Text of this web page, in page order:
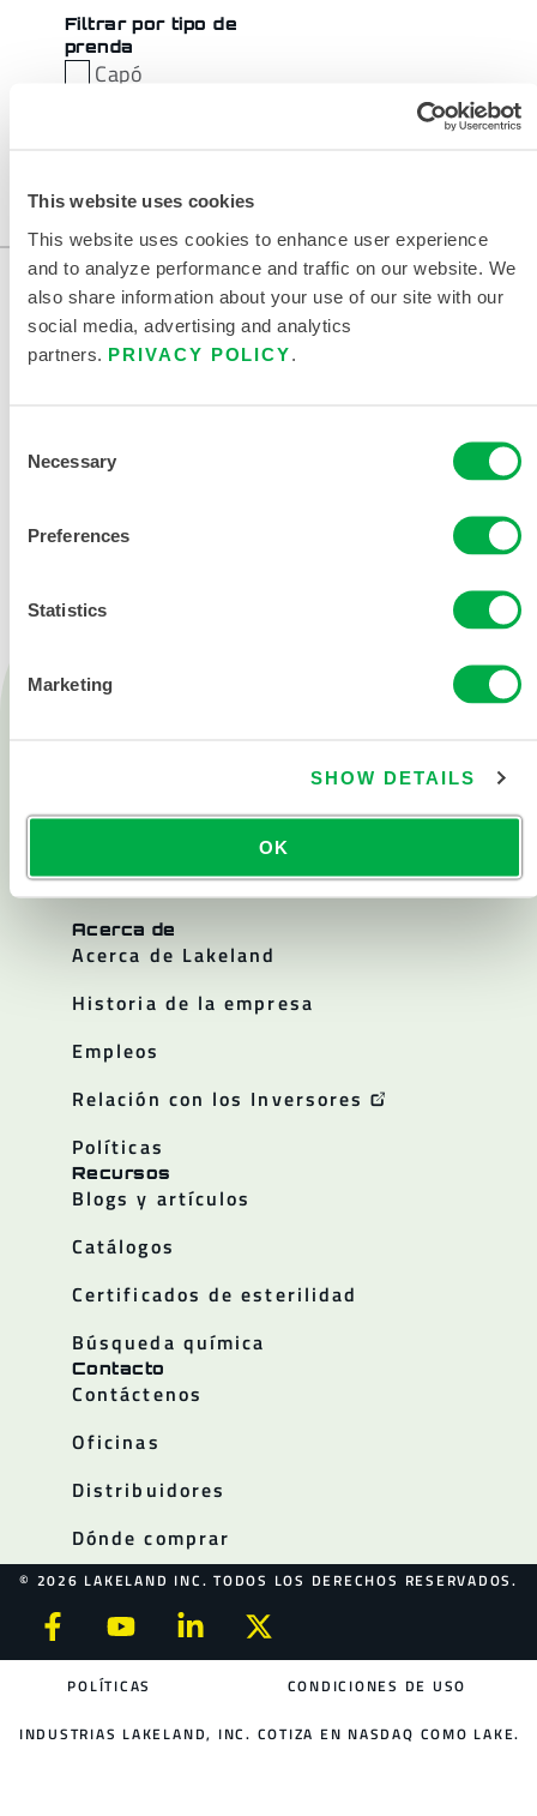
This website uses cookies
This website uses cookies to enhance user experience
and to analyze performance and traffic on our website. We
also share information about your use of our site with our
social media, advertising and analytics
partners. PRIVACY POLICY
Selection
Necessary
Preferences
Statistics
Marketing
SHOW DETAILS
OK
Filtrar por tipo de
prenda
Capó
Productos
Sala blanca
Todos los productos
Acerca de
Acerca de Lakeland
Historia de la empresa
Empleos
Relación con los Inversores
Políticas
Recursos
Blogs y artículos
Catálogos
Certificados de esterilidad
Búsqueda química
Contacto
Contáctenos
Oficinas
Distribuidores
Dónde comprar
© 2026 LAKELAND INC. TODOS LOS DERECHOS RESERVADOS.
POLÍTICAS CONDICIONES DE USO
INDUSTRIAS LAKELAND, INC. COTIZA EN NASDAQ COMO LAKE.